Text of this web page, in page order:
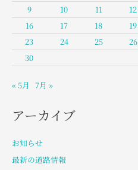
9
10 11 12
16
17 18 19
23
24 25 26
30
« 5月 7月 »
アーカイブ
お知らせ
最新の道路情報